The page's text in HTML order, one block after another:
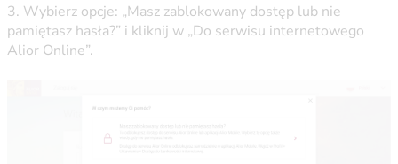
3. Wybierz opcje: „Masz zablokowany dostęp lub nie
pamiętasz hasła?” i kliknij w „Do serwisu internetowego
Alior Online”.